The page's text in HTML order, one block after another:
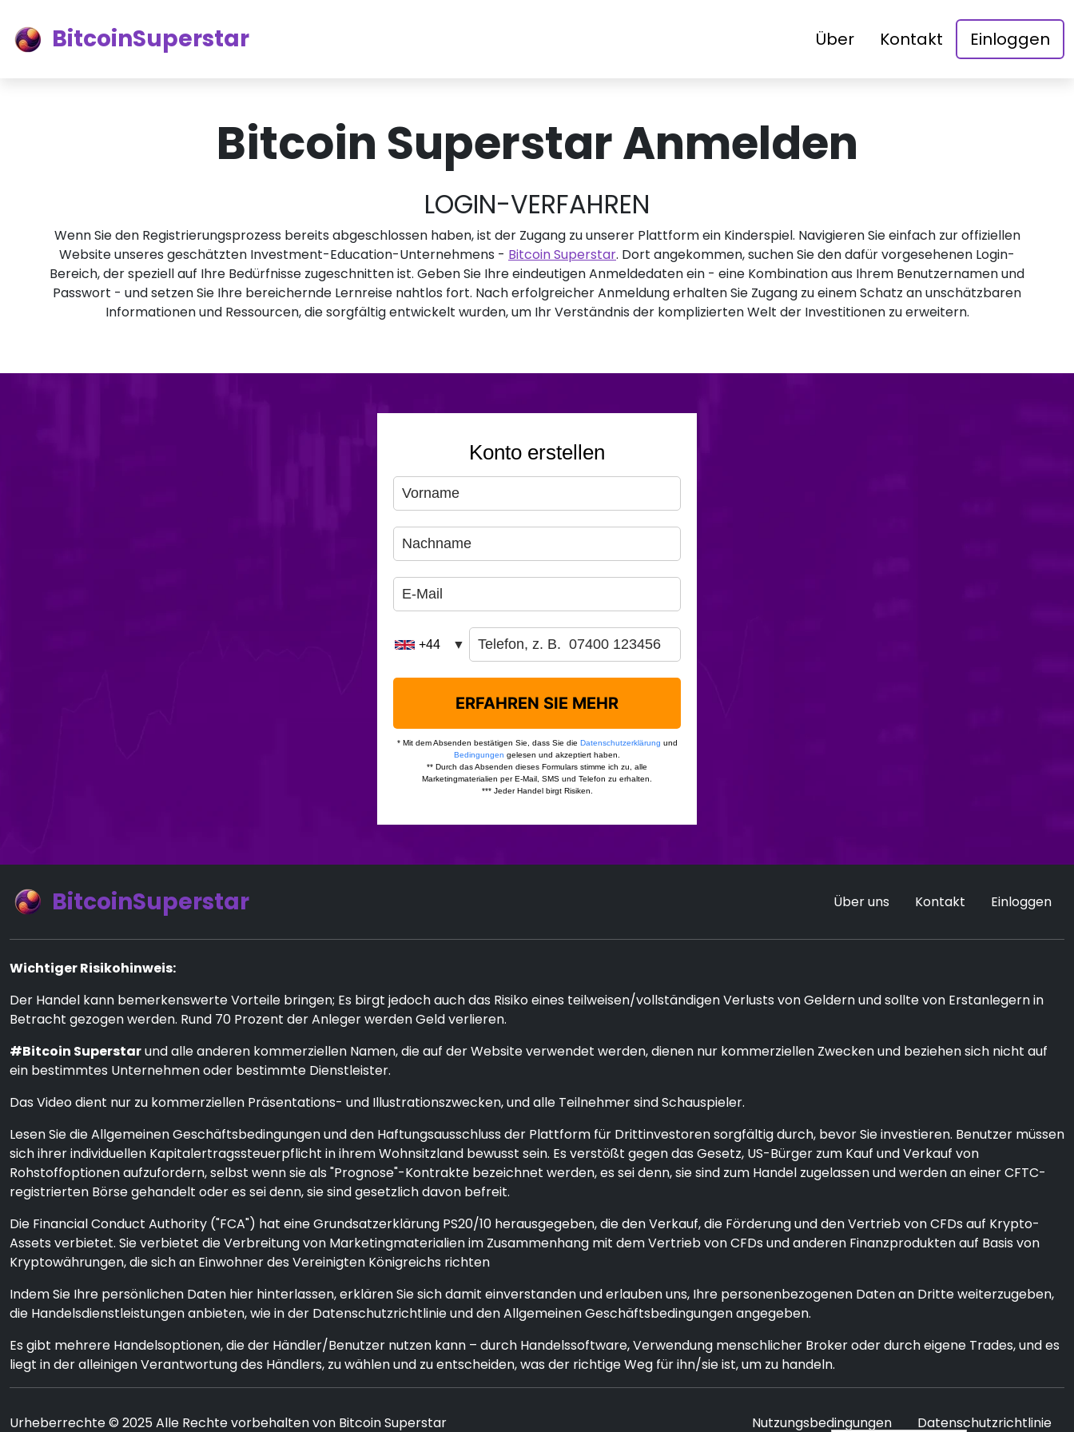
BitcoinSuperstar Über Kontakt Einloggen
Bitcoin Superstar Anmelden
LOGIN-VERFAHREN
Wenn Sie den Registrierungsprozess bereits abgeschlossen haben, ist der Zugang zu unserer Plattform ein Kinderspiel. Navigieren Sie einfach zur offiziellen
Website unseres geschätzten Investment-Education-Unternehmens - Bitcoin Superstar. Dort angekommen, suchen Sie den dafür vorgesehenen Login-
Bereich, der speziell auf Ihre Bedürfnisse zugeschnitten ist. Geben Sie Ihre eindeutigen Anmeldedaten ein - eine Kombination aus Ihrem Benutzernamen und
Passwort - und setzen Sie Ihre bereichernde Lernreise nahtlos fort. Nach erfolgreicher Anmeldung erhalten Sie Zugang zu einem Schatz an unschätzbaren
Informationen und Ressourcen, die sorgfältig entwickelt wurden, um Ihr Verständnis der komplizierten Welt der Investitionen zu erweitern.
BitcoinSuperstar Über uns Kontakt Einloggen
Wichtiger Risikohinweis:
Der Handel kann bemerkenswerte Vorteile bringen; Es birgt jedoch auch das Risiko eines teilweisen/vollständigen Verlusts von Geldern und sollte von Erstanlegern in
Betracht gezogen werden. Rund 70 Prozent der Anleger werden Geld verlieren.
#Bitcoin Superstarund alle anderen kommerziellen Namen, die auf der Website verwendet werden, dienen nur kommerziellen Zwecken und beziehen sich nicht auf
ein bestimmtes Unternehmen oder bestimmte Dienstleister.
Das Video dient nur zu kommerziellen Präsentations- und Illustrationszwecken, und alle Teilnehmer sind Schauspieler.
Lesen Sie die Allgemeinen Geschäftsbedingungen und den Haftungsausschluss der Plattform für Drittinvestoren sorgfältig durch, bevor Sie investieren. Benutzer müssen
sich ihrer individuellen Kapitalertragssteuerpflicht in ihrem Wohnsitzland bewusst sein. Es verstößt gegen das Gesetz, US-Bürger zum Kauf und Verkauf von
Rohstoffoptionen aufzufordern, selbst wenn sie als "Prognose"-Kontrakte bezeichnet werden, es sei denn, sie sind zum Handel zugelassen und werden an einer CFTC-
registrierten Börse gehandelt oder es sei denn, sie sind gesetzlich davon befreit.
Die Financial Conduct Authority ("FCA") hat eine Grundsatzerklärung PS20/10 herausgegeben, die den Verkauf, die Förderung und den Vertrieb von CFDs auf Krypto-
Assets verbietet. Sie verbietet die Verbreitung von Marketingmaterialien im Zusammenhang mit dem Vertrieb von CFDs und anderen Finanzprodukten auf Basis von
Kryptowährungen, die sich an Einwohner des Vereinigten Königreichs richten
Indem Sie Ihre persönlichen Daten hier hinterlassen, erklären Sie sich damit einverstanden und erlauben uns, Ihre personenbezogenen Daten an Dritte weiterzugeben,
die Handelsdienstleistungen anbieten, wie in der Datenschutzrichtlinie und den Allgemeinen Geschäftsbedingungen angegeben.
Es gibt mehrere Handelsoptionen, die der Händler/Benutzer nutzen kann – durch Handelssoftware, Verwendung menschlicher Broker oder durch eigene Trades, und es
liegt in der alleinigen Verantwortung des Händlers, zu wählen und zu entscheiden, was der richtige Weg für ihn/sie ist, um zu handeln.
Urheberrechte © 2025 Alle Rechte vorbehalten von Bitcoin Superstar Nutzungsbedingungen Datenschutzrichtlinie